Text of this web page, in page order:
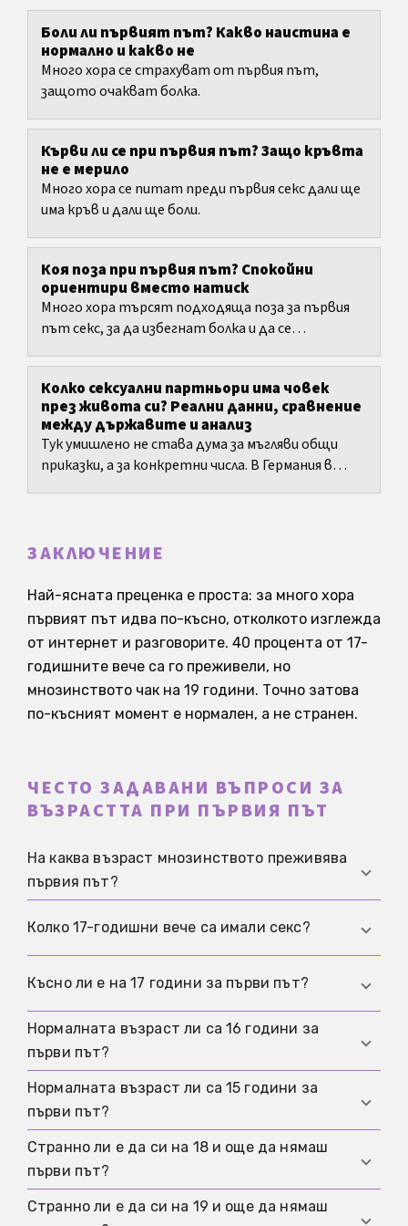
Боли ли първият път? Какво наистина е
нормално и какво не
Много хора се страхуват от първия път,
защото очакват болка.
Кърви ли се при първия път? Защо кръвта
не е мерило
Много хора се питат преди първия секс дали ще
има кръв и дали ще боли.
Коя поза при първия път? Спокойни
ориентири вместо натиск
Много хора търсят подходяща поза за първия
път секс, за да избегнат болка и да се
Колко сексуални партньори има човек
през живота си? Реални данни, сравнение
между държавите и анализ
Тук умишлено не става дума за мъгляви общи
приказки, а за конкретни числа. В Германия в
ЗАКЛЮЧЕНИЕ
Най-ясната преценка е проста: за много хора
първият път идва по-късно, отколкото изглежда
от интернет и разговорите. 40 процента от 17-
годишните вече са го преживели, но
мнозинството чак на 19 години. Точно затова
по-късният момент е нормален, а не странен.
ЧЕСТО ЗАДАВАНИ ВЪПРОСИ ЗА
ВЪЗРАСТТА ПРИ ПЪРВИЯ ПЪТ
На каква възраст мнозинството преживява
първия път?
Най-важният актуален отговор е:
години. Това е най-ясният кратък отговор на
Колко 17-годишни вече са имали секс?
Според актуалните данни на BIÖG от 2025
погледнато, това означава, че 60 процента от
17-годишните още не са имали полов акт.
Късно ли е на 17 години за първи път?
Не. Щом 60 процента от 17-годишните още не
са имали полов акт, значи на 17 години без
първи път изобщо не е късно.
Нормалната възраст ли са 16 години за
първи път?
Не. 16 често се споменава, но актуалните
числа не подкрепят тази фиксирана
стандартна възраст.
Нормалната възраст ли са 15 години за
първи път?
Не. 15 не е типичната възраст. Ако на 15
години това още не се е случило, ти все още
ясно си в нормалните граници.
Странно ли е да си на 18 и още да нямаш
първи път?
Не. Дори и на 18 години не излизаш извън
Странно ли е да си на 19 и още да нямаш